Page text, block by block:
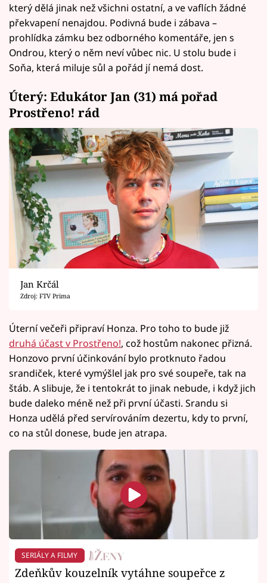
který dělá jinak než všichni ostatní, a ve vaflích žádné
překvapení nenajdou. Podivná bude i zábava –
prohlídka zámku bez odborného komentáře, jen s
Ondrou, který o něm neví vůbec nic. U stolu bude i
Soňa, která miluje sůl a pořád jí nemá dost.
Úterý: Edukátor Jan (31) má pořad
Prostřeno! rád
Jan Krčál
Zdroj: FTV Prima
Úterní večeři připraví Honza. Pro toho to bude již
druhá účast v Prostřeno!, což hostům nakonec přizná.
Honzovo první účinkování bylo protknuto řadou
srandiček, které vymýšlel jak pro své soupeře, tak na
štáb. A slibuje, že i tentokrát to jinak nebude, i když jich
bude daleko méně než při první účasti. Srandu si
Honza udělá před servírováním dezertu, kdy to první,
co na stůl donese, bude jen atrapa.
SERIÁLY A FILMY
Zdeňkův kouzelník vytáhne soupeřce z